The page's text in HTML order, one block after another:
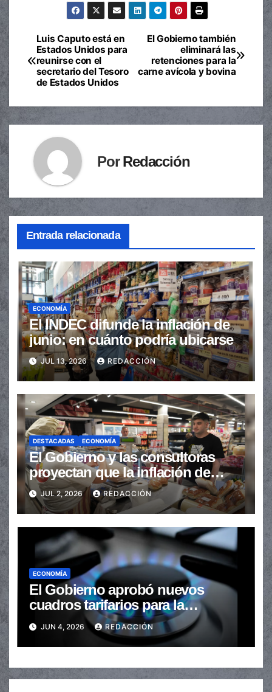
Navegación
de
El Gobierno también
eliminará las
retenciones para la
carne avícola y bovina
Luis Caputo está en
Estados Unidos para
reunirse con el
secretario del Tesoro
de Estados Unidos
PorRedacción
Entrada relacionada
ECONOMÍA
El INDEC difunde la inflación de
junio: en cuánto podría ubicarse
JUL 13, 2026 REDACCIÓN
DESTACADAS ECONOMÍA
El Gobierno y las consultoras
proyectan que la inflación de
junio se ubicó debajo del 2%
JUL 2, 2026 REDACCIÓN
ECONOMÍA
El Gobierno aprobó nuevos
cuadros tarifarios para la
distribución de gas en todo el
país
JUN 4, 2026 REDACCIÓN